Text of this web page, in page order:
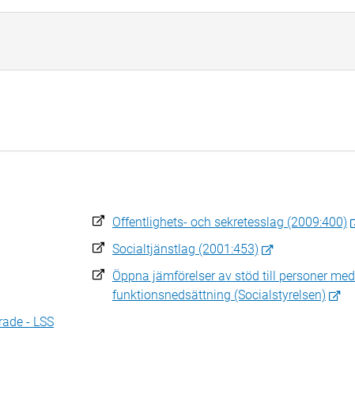
- LSS
Offentlighets- och sekretesslag (2009:400)
Socialtjänstlag (2001:453)
Öppna jämförelser av stöd till personer med
funktionsnedsättning (Socialstyrelsen)